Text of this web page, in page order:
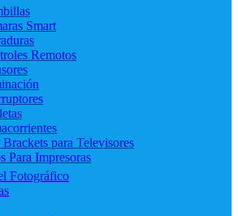
Smart
Remotos
Brackets para Televisores
Para Impresoras
Fotográfico